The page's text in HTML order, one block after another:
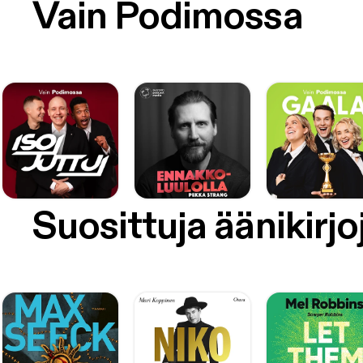
Vain Podimossa
Suosittuja